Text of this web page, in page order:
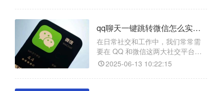
开微信→扫码关注”的繁琐流程？好
操作浇灭……别急！今天就教大家
用【天天外链】这个神器，实现QQ
聊天一键跳转微信公众号！
qq聊天一键跳转微信怎么实现高效引流？
在日常社交和工作中，我们常常需
要在 QQ 和微信这两大社交平台间
来回切换，有时候，要是能在 QQ
便啦！别着急，今天我就给大家分
2025-06-13 10:22:15